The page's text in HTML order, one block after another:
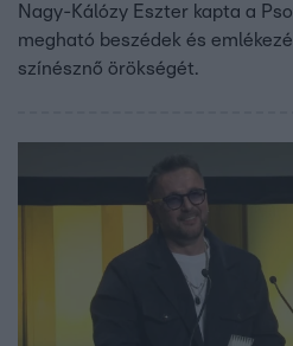
Nagy-Kálózy Eszter kapta a
megható beszédek és
színésznő örökségét.